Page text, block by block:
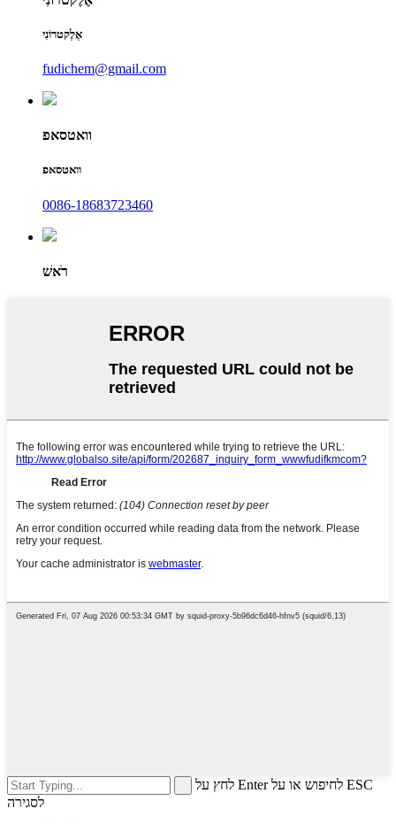
אֶלֶקטרוֹנִי
fudichem@gmail.com
וואטסאפ
וואטסאפ
0086-18683723460
רֹאשׁ
לחץ על Enter לחיפוש או על ESC
לסגירה